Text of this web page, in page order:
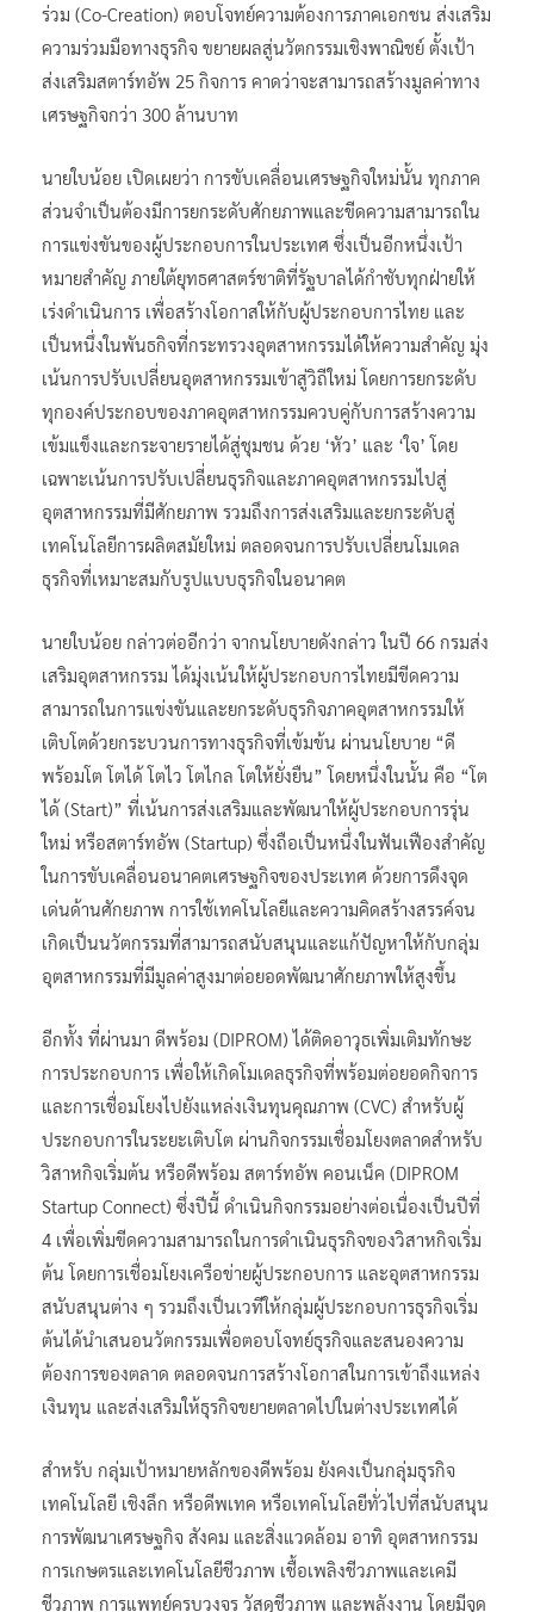
ร่วม (Co-Creation) ตอบโจทย์ความต้องการภาคเอกชน ส่งเสริม
ความร่วมมือทางธุรกิจ ขยายผลสู่นวัตกรรมเชิงพาณิชย์ ตั้งเป้า
ส่งเสริมสตาร์ทอัพ 25 กิจการ คาดว่าจะสามารถสร้างมูลค่าทาง
เศรษฐกิจกว่า 300 ล้านบาท
นายใบน้อย เปิดเผยว่า การขับเคลื่อนเศรษฐกิจใหม่นั้น ทุกภาค
ส่วนจำเป็นต้องมีการยกระดับศักยภาพและขีดความสามารถใน
การแข่งขันของผู้ประกอบการในประเทศ ซึ่งเป็นอีกหนึ่งเป้า
หมายสำคัญ ภายใต้ยุทธศาสตร์ชาติที่รัฐบาลได้กำชับทุกฝ่ายให้
เร่งดำเนินการ เพื่อสร้างโอกาสให้กับผู้ประกอบการไทย และ
เป็นหนึ่งในพันธกิจที่กระทรวงอุตสาหกรรมได้ให้ความสำคัญ มุ่ง
เน้นการปรับเปลี่ยนอุตสาหกรรมเข้าสู่วิถีใหม่ โดยการยกระดับ
ทุกองค์ประกอบของภาคอุตสาหกรรมควบคู่กับการสร้างความ
เข้มแข็งและกระจายรายได้สู่ชุมชน ด้วย ‘หัว’ และ ‘ใจ’ โดย
เฉพาะเน้นการปรับเปลี่ยนธุรกิจและภาคอุตสาหกรรมไปสู่
อุตสาหกรรมที่มีศักยภาพ รวมถึงการส่งเสริมและยกระดับสู่
เทคโนโลยีการผลิตสมัยใหม่ ตลอดจนการปรับเปลี่ยนโมเดล
ธุรกิจที่เหมาะสมกับรูปแบบธุรกิจในอนาคต
นายใบน้อย กล่าวต่ออีกว่า จากนโยบายดังกล่าว ในปี 66 กรมส่ง
เสริมอุตสาหกรรม ได้มุ่งเน้นให้ผู้ประกอบการไทยมีขีดความ
สามารถในการแข่งขันและยกระดับธุรกิจภาคอุตสาหกรรมให้
เติบโตด้วยกระบวนการทางธุรกิจที่เข้มข้น ผ่านนโยบาย “ดี
พร้อมโต โตได้ โตไว โตไกล โตให้ยั่งยืน” โดยหนึ่งในนั้น คือ “โต
ได้ (Start)” ที่เน้นการส่งเสริมและพัฒนาให้ผู้ประกอบการรุ่น
ใหม่ หรือสตาร์ทอัพ (Startup) ซึ่งถือเป็นหนึ่งในฟันเฟืองสำคัญ
ในการขับเคลื่อนอนาคตเศรษฐกิจของประเทศ ด้วยการดึงจุด
เด่นด้านศักยภาพ การใช้เทคโนโลยีและความคิดสร้างสรรค์จน
เกิดเป็นนวัตกรรมที่สามารถสนับสนุนและแก้ปัญหาให้กับกลุ่ม
อุตสาหกรรมที่มีมูลค่าสูงมาต่อยอดพัฒนาศักยภาพให้สูงขึ้น
อีกทั้ง ที่ผ่านมา ดีพร้อม (DIPROM) ได้ติดอาวุธเพิ่มเติมทักษะ
การประกอบการ เพื่อให้เกิดโมเดลธุรกิจที่พร้อมต่อยอดกิจการ
และการเชื่อมโยงไปยังแหล่งเงินทุนคุณภาพ (CVC) สำหรับผู้
ประกอบการในระยะเติบโต ผ่านกิจกรรมเชื่อมโยงตลาดสำหรับ
วิสาหกิจเริ่มต้น หรือดีพร้อม สตาร์ทอัพ คอนเน็ค (DIPROM
Startup Connect) ซึ่งปีนี้ ดำเนินกิจกรรมอย่างต่อเนื่องเป็นปีที่
4 เพื่อเพิ่มขีดความสามารถในการดำเนินธุรกิจของวิสาหกิจเริ่ม
ต้น โดยการเชื่อมโยงเครือข่ายผู้ประกอบการ และอุตสาหกรรม
สนับสนุนต่าง ๆ รวมถึงเป็นเวทีให้กลุ่มผู้ประกอบการธุรกิจเริ่ม
ต้นได้นำเสนอนวัตกรรมเพื่อตอบโจทย์ธุรกิจและสนองความ
ต้องการของตลาด ตลอดจนการสร้างโอกาสในการเข้าถึงแหล่ง
เงินทุน และส่งเสริมให้ธุรกิจขยายตลาดไปในต่างประเทศได้
สำหรับ กลุ่มเป้าหมายหลักของดีพร้อม ยังคงเป็นกลุ่มธุรกิจ
เทคโนโลยี เชิงลึก หรือดีพเทค หรือเทคโนโลยีทั่วไปที่สนับสนุน
การพัฒนาเศรษฐกิจ สังคม และสิ่งแวดล้อม อาทิ อุตสาหกรรม
การเกษตรและเทคโนโลยีชีวภาพ เชื้อเพลิงชีวภาพและเคมี
ชีวภาพ การแพทย์ครบวงจร วัสดุชีวภาพ และพลังงาน โดยมีจุด